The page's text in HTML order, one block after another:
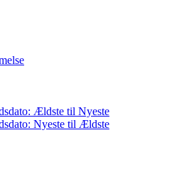
Ældste til Nyeste
Nyeste til Ældste